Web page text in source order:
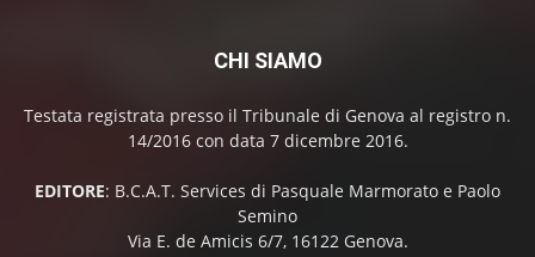
CHI SIAMO
Testata registrata presso il Tribunale di Genova al registro n.
14/2016 con data 7 dicembre 2016.
EDITORE: B.C.A.T. Services di Pasquale Marmorato e Paolo
Semino
Via E. de Amicis 6/7, 16122 Genova.